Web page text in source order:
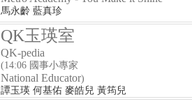
馬永齡 藍真珍
QK玉瑛室
QK-pedia
(14:06 國事小專家
National Educator)
譚玉瑛 何基佑 麥皓兒 黃筠兒